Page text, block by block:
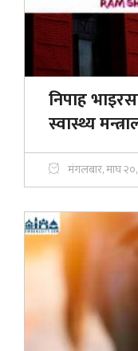
निपाह
स्वास्थ्य
मंगलबार, माघ